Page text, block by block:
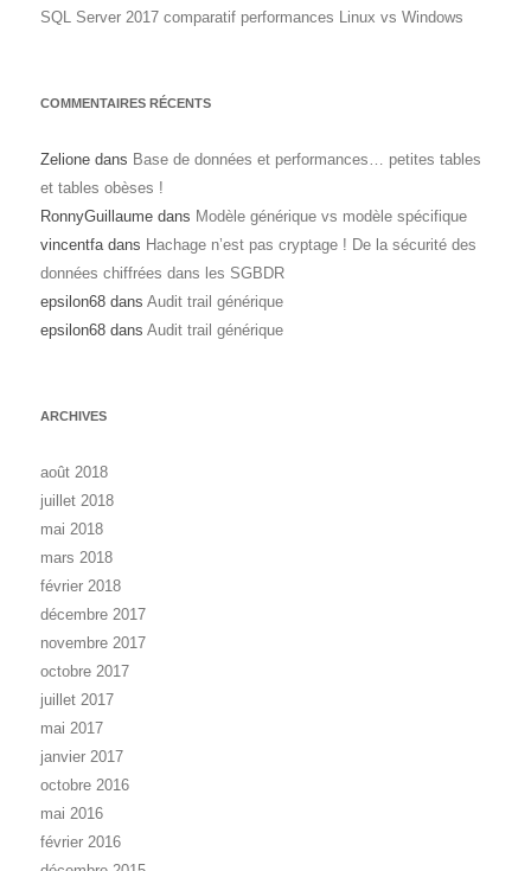
SQL Server 2017 comparatif performances Linux vs Windows
COMMENTAIRES RÉCENTS
Zelione dans Base de données et performances… petites tables
et tables obèses !
RonnyGuillaume dans Modèle générique vs modèle spécifique
vincentfadans Hachage n’est pas cryptage ! De la sécurité des
données chiffrées dans les SGBDR
epsilon68 dans Audit trail générique
epsilon68 dans Audit trail générique
ARCHIVES
août 2018
juillet 2018
mai 2018
mars 2018
février 2018
décembre 2017
novembre 2017
octobre 2017
juillet 2017
mai 2017
janvier 2017
octobre 2016
mai 2016
février 2016